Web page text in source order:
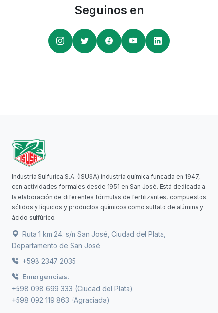
Seguinos en
Industria Sulfurica S.A. (ISUSA) industria química fundada en 1947,
con actividades formales desde 1951 en San José. Está dedicada a
la elaboración de diferentes fórmulas de fertilizantes, compuestos
sólidos y líquidos y productos químicos como sulfato de alúmina y
ácido sulfúrico.
Ruta 1 km 24. s/n San José, Ciudad del Plata,
Departamento de San José
+598 2347 2035
Emergencias:
+598 098 699 333 (Ciudad del Plata)
+598 092 119 863 (Agraciada)